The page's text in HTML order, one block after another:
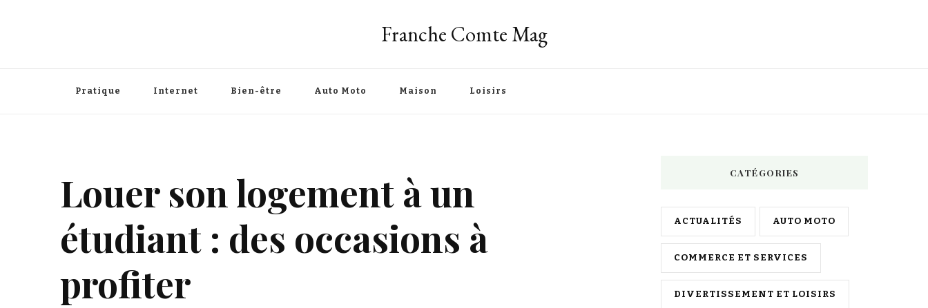
Franche Comte Mag
Pratique Internet Bien-être Auto Moto Maison Loisirs
Louer son logement à un
étudiant : des occasions à
profiter
CATÉGORIES
ACTUALITÉS AUTO MOTO
COMMERCE ET SERVICES
DIVERTISSEMENT ET LOISIRS